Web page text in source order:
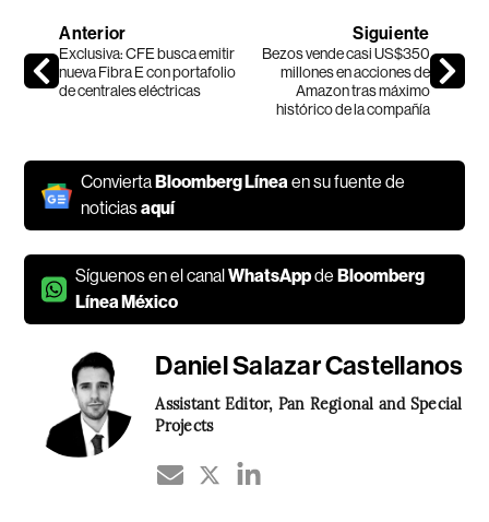
Anterior
Exclusiva: CFE busca emitir
nueva Fibra E con portafolio
de centrales eléctricas
Siguiente
Bezos vende casi US$350
millones en acciones de
Amazon tras máximo
histórico de la compañía
Convierta Bloomberg Líneaen su fuente de
noticiasaquí
Síguenos en el canalWhatsAppde Bloomberg
Línea México
Daniel Salazar Castellanos
Assistant Editor, Pan Regional and Special
Projects